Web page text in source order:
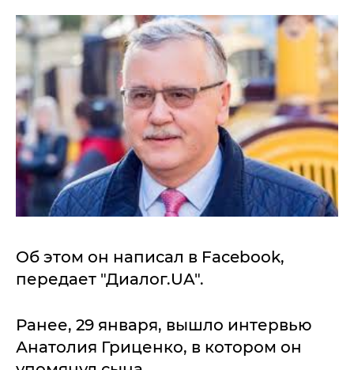
Об этом он написал в Facebook,
передает "Диалог.UA".
Ранее, 29 января, вышло интервью
Анатолия Гриценко, в котором он